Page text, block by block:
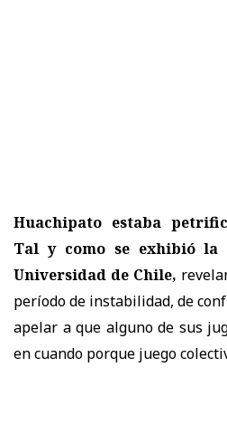
Huachipato estaba
Tal y como se exhibió la
Universidad de Chile,
período de instabilidad, de
apelar a que alguno de sus
en cuando porque juego